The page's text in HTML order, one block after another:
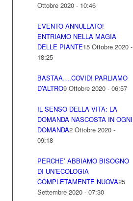
Ottobre 2020 - 10:46
EVENTO ANNULLATO!
ENTRIAMO NELLA MAGIA
DELLE PIANTE15 Ottobre 2020 -
18:25
BASTAA….COVID! PARLIAMO
D’ALTRO9 Ottobre 2020 - 06:57
IL SENSO DELLA VITA: LA
DOMANDA NASCOSTA IN OGNI
DOMANDA2 Ottobre 2020 -
09:18
PERCHE’ ABBIAMO BISOGNO
DI UN’ECOLOGIA
COMPLETAMENTE NUOVA25
Settembre 2020 - 07:30